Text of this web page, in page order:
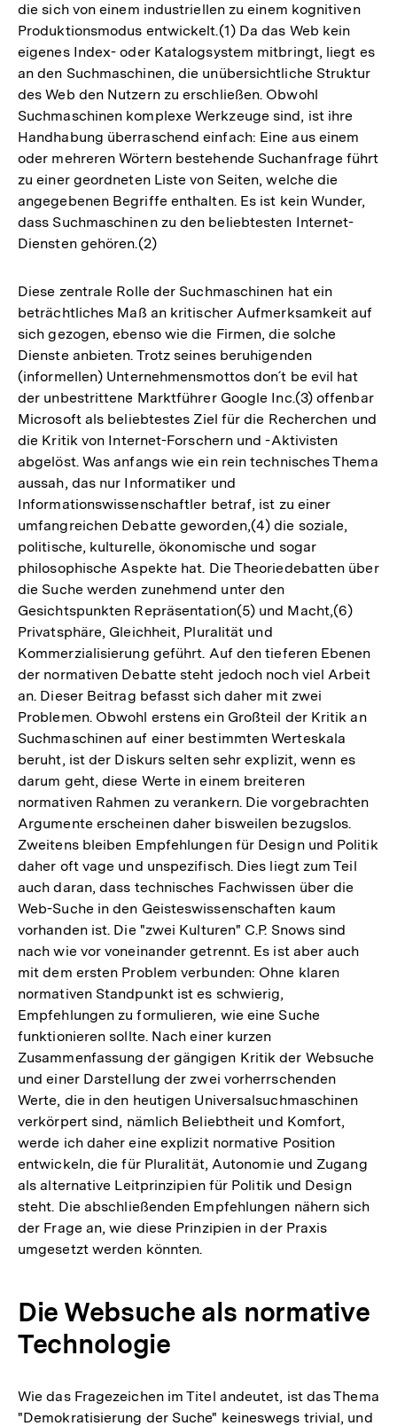
die sich von einem industriellen zu einem kognitiven
Produktionsmodus entwickelt.(1) Da das Web kein
eigenes Index- oder Katalogsystem mitbringt, liegt es
an den Suchmaschinen, die unübersichtliche Struktur
des Web den Nutzern zu erschließen. Obwohl
Suchmaschinen komplexe Werkzeuge sind, ist ihre
Handhabung überraschend einfach: Eine aus einem
oder mehreren Wörtern bestehende Suchanfrage führt
zu einer geordneten Liste von Seiten, welche die
angegebenen Begriffe enthalten. Es ist kein Wunder,
dass Suchmaschinen zu den beliebtesten Internet-
Diensten gehören.(2)
Diese zentrale Rolle der Suchmaschinen hat ein
beträchtliches Maß an kritischer Aufmerksamkeit auf
sich gezogen, ebenso wie die Firmen, die solche
Dienste anbieten. Trotz seines beruhigenden
(informellen) Unternehmensmottos don´t be evil hat
der unbestrittene Marktführer Google Inc.(3) offenbar
Microsoft als beliebtestes Ziel für die Recherchen und
die Kritik von Internet-Forschern und -Aktivisten
abgelöst. Was anfangs wie ein rein technisches Thema
aussah, das nur Informatiker und
Informationswissenschaftler betraf, ist zu einer
umfangreichen Debatte geworden,(4) die soziale,
politische, kulturelle, ökonomische und sogar
philosophische Aspekte hat. Die Theoriedebatten über
die Suche werden zunehmend unter den
Gesichtspunkten Repräsentation(5) und Macht,(6)
Privatsphäre, Gleichheit, Pluralität und
Kommerzialisierung geführt. Auf den tieferen Ebenen
der normativen Debatte steht jedoch noch viel Arbeit
an. Dieser Beitrag befasst sich daher mit zwei
Problemen. Obwohl erstens ein Großteil der Kritik an
Suchmaschinen auf einer bestimmten Werteskala
beruht, ist der Diskurs selten sehr explizit, wenn es
darum geht, diese Werte in einem breiteren
normativen Rahmen zu verankern. Die vorgebrachten
Argumente erscheinen daher bisweilen bezugslos.
Zweitens bleiben Empfehlungen für Design und Politik
daher oft vage und unspezifisch. Dies liegt zum Teil
auch daran, dass technisches Fachwissen über die
Web-Suche in den Geisteswissenschaften kaum
vorhanden ist. Die "zwei Kulturen" C.P. Snows sind
nach wie vor voneinander getrennt. Es ist aber auch
mit dem ersten Problem verbunden: Ohne klaren
normativen Standpunkt ist es schwierig,
Empfehlungen zu formulieren, wie eine Suche
funktionieren sollte. Nach einer kurzen
Zusammenfassung der gängigen Kritik der Websuche
und einer Darstellung der zwei vorherrschenden
Werte, die in den heutigen Universalsuchmaschinen
verkörpert sind, nämlich Beliebtheit und Komfort,
werde ich daher eine explizit normative Position
entwickeln, die für Pluralität, Autonomie und Zugang
als alternative Leitprinzipien für Politik und Design
steht. Die abschließenden Empfehlungen nähern sich
der Frage an, wie diese Prinzipien in der Praxis
umgesetzt werden könnten.
Die Websuche als normative
Technologie
Wie das Fragezeichen im Titel andeutet, ist das Thema
"Demokratisierung der Suche" keineswegs trivial, und